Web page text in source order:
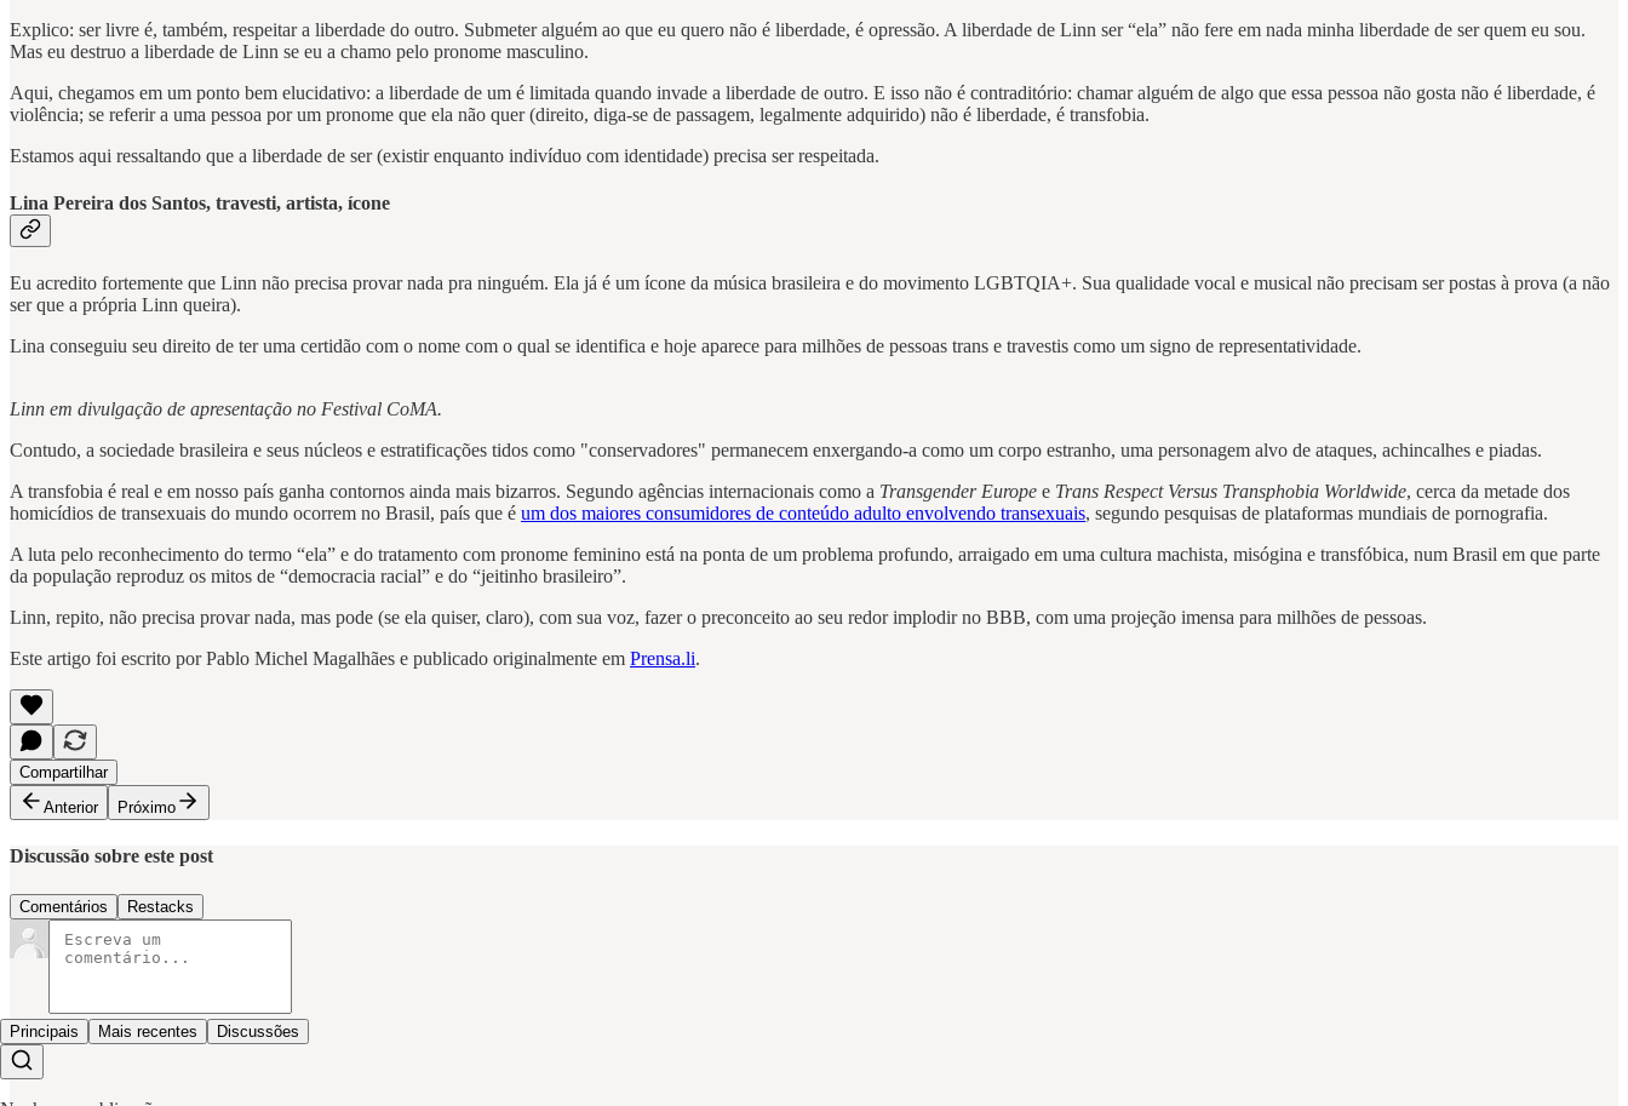
Explico: ser livre é, também, respeitar a liberdade do outro. Submeter alguém ao que eu quero não é liberdade, é opressão. A liberdade de Linn ser “ela” não fere em nada minha liberdade de ser quem eu sou.
Mas eu destruo a liberdade de Linn se eu a chamo pelo pronome masculino.
Aqui, chegamos em um ponto bem elucidativo: a liberdade de um é limitada quando invade a liberdade de outro. E isso não é contraditório: chamar alguém de algo que essa pessoa não gosta não é liberdade, é
violência; se referir a uma pessoa por um pronome que ela não quer (direito, diga-se de passagem, legalmente adquirido) não é liberdade, é transfobia.
Estamos aqui ressaltando que a liberdade de ser (existir enquanto indivíduo com identidade) precisa ser respeitada.
Lina Pereira dos Santos, travesti, artista, ícone
Eu acredito fortemente que Linn não precisa provar nada pra ninguém. Ela já é um ícone da música brasileira e do movimento LGBTQIA+. Sua qualidade vocal e musical não precisam ser postas à prova (a não
ser que a própria Linn queira).
Lina conseguiu seu direito de ter uma certidão com o nome com o qual se identifica e hoje aparece para milhões de pessoas trans e travestis como um signo de representatividade.
Linn em divulgação de apresentação no Festival CoMA.
Contudo, a sociedade brasileira e seus núcleos e estratificações tidos como "conservadores" permanecem enxergando-a como um corpo estranho, uma personagem alvo de ataques, achincalhes e piadas.
A transfobia é real e em nosso país ganha contornos ainda mais bizarros. Segundo agências internacionais como a Transgender Europe e Trans Respect Versus Transphobia Worldwide, cerca da metade dos
homicídios de transexuais do mundo ocorrem no Brasil, país que é um dos maiores consumidores de conteúdo adulto envolvendo transexuais, segundo pesquisas de plataformas mundiais de pornografia.
A luta pelo reconhecimento do termo “ela” e do tratamento com pronome feminino está na ponta de um problema profundo, arraigado em uma cultura machista, misógina e transfóbica, num Brasil em que parte
da população reproduz os mitos de “democracia racial” e do “jeitinho brasileiro”.
Linn, repito, não precisa provar nada, mas pode (se ela quiser, claro), com sua voz, fazer o preconceito ao seu redor implodir no BBB, com uma projeção imensa para milhões de pessoas.
Este artigo foi escrito por Pablo Michel Magalhães e publicado originalmente em Prensa.li.
Compartilhar
Anterior
Próximo
Discussão sobre este post
Comentários Restacks
Principais Mais recentes Discussões